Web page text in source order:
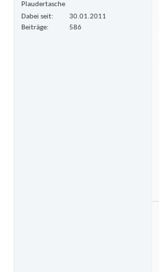
Plaudertasche
Dabei seit
30.01.2011
Beiträge
586